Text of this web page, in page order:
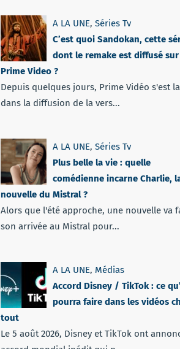
A LA UNE, Séries Tv
C’est quoi Sandokan, cette
dont le remake est diffusé sur
Prime Video ?
Depuis quelques jours, Prime Vidéo s'est
dans la diffusion de la vers...
A LA UNE, Séries Tv
Plus belle la vie : quelle
comédienne incarne Charlie,
nouvelle du Mistral ?
Alors que l'été approche, une nouvelle va
son arrivée au Mistral pour...
A LA UNE, Médias
Accord Disney / TikTok : ce
pourra faire dans les vidéos
tout
Le 5 août 2026, Disney et TikTok ont